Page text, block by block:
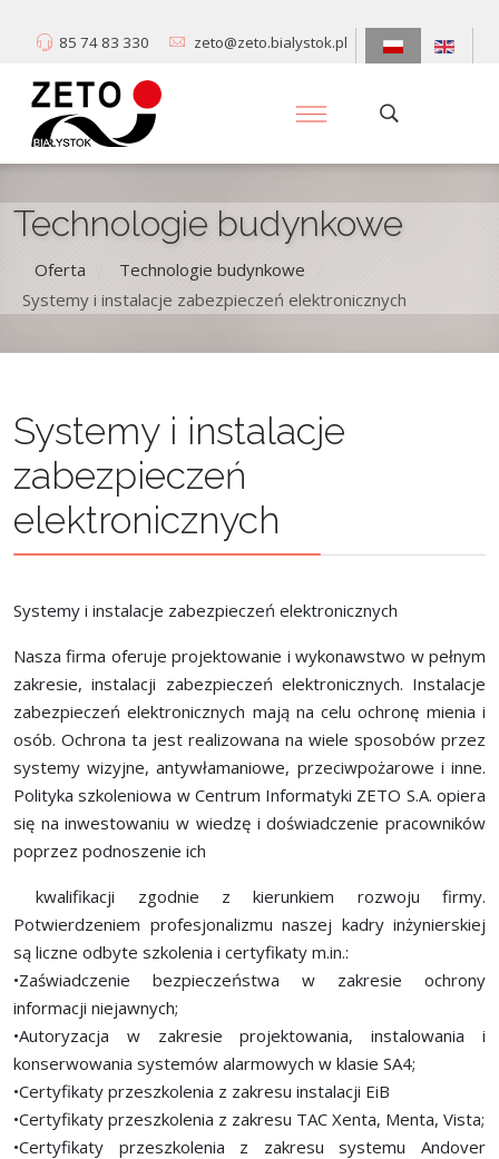
85 74 83 330 zeto@zeto.bialystok.pl
Technologie budynkowe
Oferta Technologie budynkowe
Systemy i instalacje zabezpieczeń elektronicznych
Systemy i instalacje
zabezpieczeń
elektronicznych
Systemy i instalacje zabezpieczeń elektronicznych
Nasza firma oferuje projektowanie i wykonawstwo w pełnym
zakresie, instalacji zabezpieczeń elektronicznych. Instalacje
zabezpieczeń elektronicznych mają na celu ochronę mienia i
osób. Ochrona ta jest realizowana na wiele sposobów przez
systemy wizyjne, antywłamaniowe, przeciwpożarowe i inne.
Polityka szkoleniowa w Centrum Informatyki ZETO S.A. opiera
się na inwestowaniu w wiedzę i doświadczenie pracowników
poprzez podnoszenie ich
kwalifikacji zgodnie z kierunkiem rozwoju firmy.
Potwierdzeniem profesjonalizmu naszej kadry inżynierskiej
są liczne odbyte szkolenia i certyfikaty m.in.:
•Zaświadczenie bezpieczeństwa w zakresie ochrony
informacji niejawnych;
•Autoryzacja w zakresie projektowania, instalowania i
konserwowania systemów alarmowych w klasie SA4;
•Certyfikaty przeszkolenia z zakresu instalacji EiB
•Certyfikaty przeszkolenia z zakresu TAC Xenta, Menta, Vista;
•Certyfikaty przeszkolenia z zakresu systemu Andover